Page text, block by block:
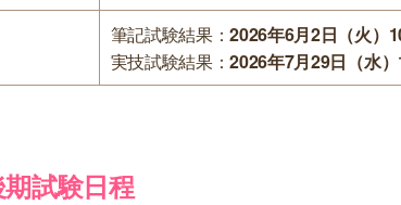
筆記試験結果：2026年6月2日（火）
実技試験結果：2026年7月29日（水
試験日程